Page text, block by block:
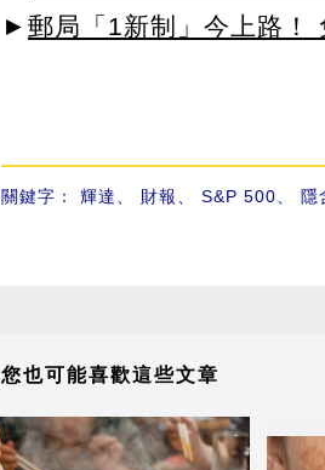
► 郵局「1新制」今上路！
關鍵字： 輝達 財報 S&P 500 隱
您也可能喜歡這些文章